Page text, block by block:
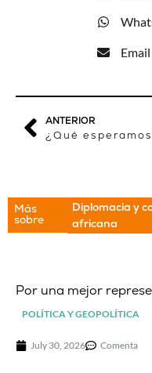
Email
ANTERIOR
Más
sobre
Diplomacia y
africana
Por una mejor
POLÍTICA Y GEOPOLÍTICA
July 30, 2026 Comenta